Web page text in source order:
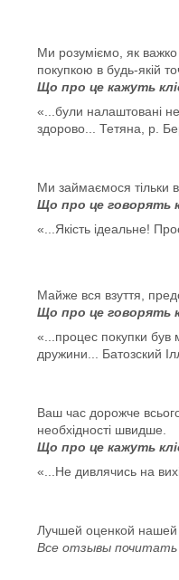
Ми розуміємо, як
покупкою в будь-якій
Що про це кажуть
«...були налаштовані
здорово... Тетяна, р.
Ми займаємося тільки
Що про це говорять
«...Якість ідеальне!
Майже вся взуття,
Що про це говорять
«...процес покупки був
дружини... Батозский
Ваш час дорожче
необхідності швидше.
Що про це кажуть
«...Не дивлячись на
Лучшей оценкой нашей
Все отзывы